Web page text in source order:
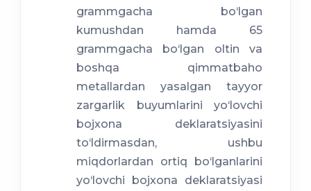
grammgacha bo‘lgan
kumushdan hamda 65
grammgacha bo‘lgan oltin va
boshqa qimmatbaho
metallardan yasalgan tayyor
zargarlik buyumlarini yo‘lovchi
bojxona deklaratsiyasini
to‘ldirmasdan, ushbu
miqdorlardan ortiq bo‘lganlarini
yo‘lovchi bojxona deklaratsiyasi